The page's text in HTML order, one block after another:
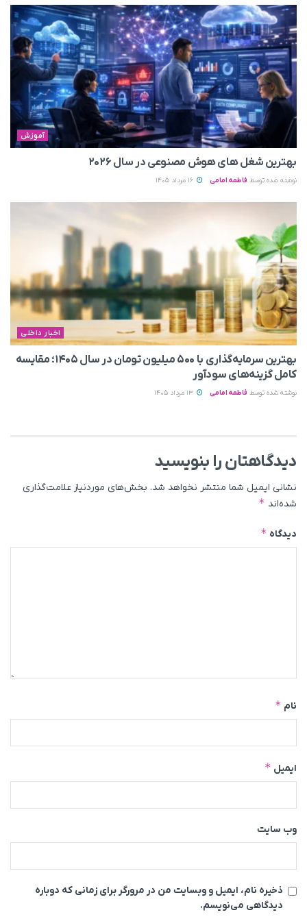
آموزش
بهترین شغل های هوش مصنوعی در سال ۲۰۲۶
نوشته شده توسط فاطمه امامی
اخبار داخلی
بهترین سرمایه‌گذاری با ۵۰۰ میلیون تومان در سال ۱۴۰۵؛ مقایسه
کامل گزینه‌های سودآور
نوشته شده توسط فاطمه امامی
دیدگاهتان را بنویسید
نشانی ایمیل شما منتشر نخواهد شد. بخش‌های موردنیاز علامت‌گذاری
شده‌اند *
دیدگاه *
نام *
ایمیل *
وب‌ سایت
ذخیره نام، ایمیل و وبسایت من در مرورگر برای زمانی که دوباره
دیدگاهی می‌نویسم.